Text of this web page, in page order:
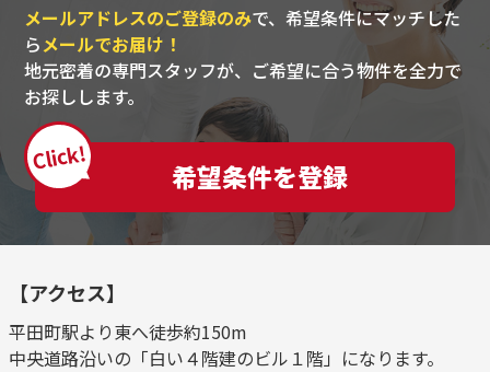
メールアドレスのご登録のみで、希望条件にマッチした
らメールでお届け！
地元密着の専門スタッフが、ご希望に合う物件を全力で
お探しします。
Click!
希望条件を登録
【アクセス】
平田町駅より東へ徒歩約150m
中央道路沿いの「白い４階建のビル１階」になります。